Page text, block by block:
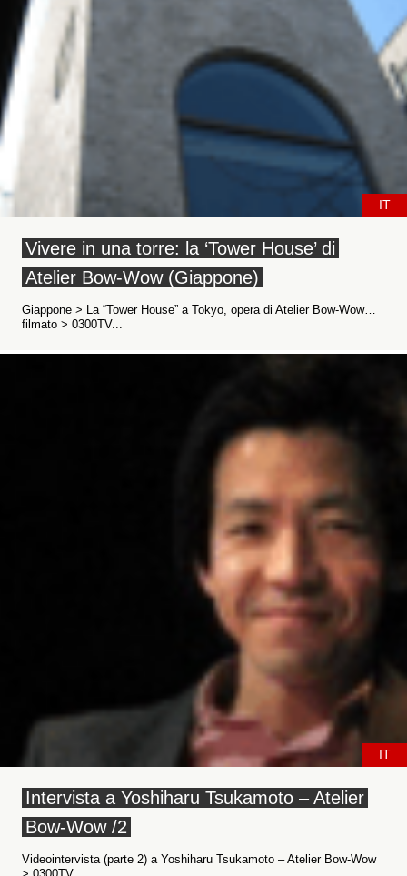
IT
Vivere in una torre: la ‘Tower House’ di
Atelier Bow-Wow (Giappone)
Giappone > La “Tower House” a Tokyo, opera di Atelier Bow-Wow…
filmato > 0300TV...
IT
Intervista a Yoshiharu Tsukamoto – Atelier
Bow-Wow /2
Videointervista (parte 2) a Yoshiharu Tsukamoto – Atelier Bow-Wow